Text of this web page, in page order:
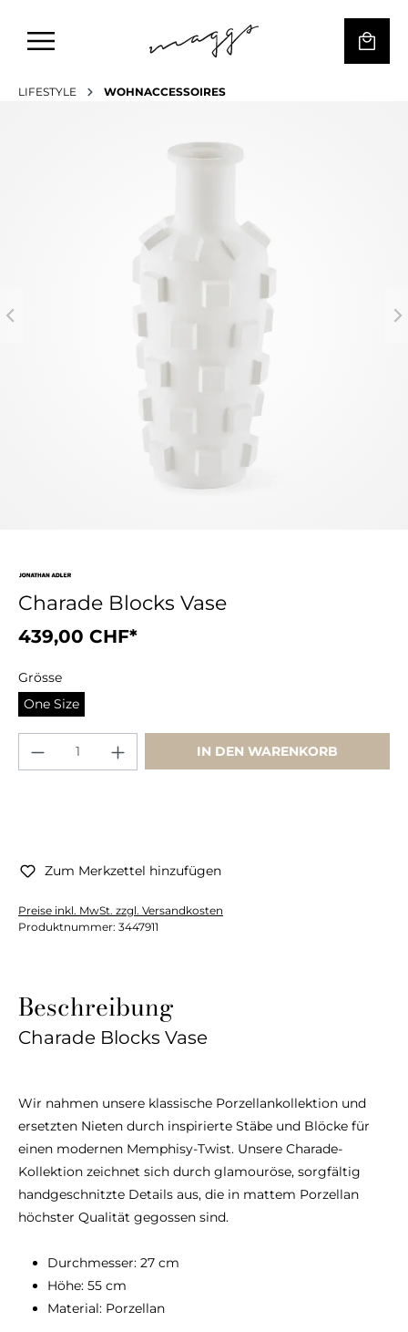
LIFESTYLE WOHNACCESSOIRES
Charade Blocks Vase
439,00 CHF*
Grösse
One Size
IN DEN WARENKORB
Zum Merkzettel hinzufügen
Preise inkl. MwSt. zzgl. Versandkosten
Produktnummer: 3447911
Beschreibung
Charade Blocks Vase
Wir nahmen unsere klassische Porzellankollektion und
ersetzten Nieten durch inspirierte Stäbe und Blöcke für
einen modernen Memphisy-Twist. Unsere Charade-
Kollektion zeichnet sich durch glamouröse, sorgfältig
handgeschnitzte Details aus, die in mattem Porzellan
höchster Qualität gegossen sind.
Durchmesser: 27 cm
Höhe: 55 cm
Material: Porzellan